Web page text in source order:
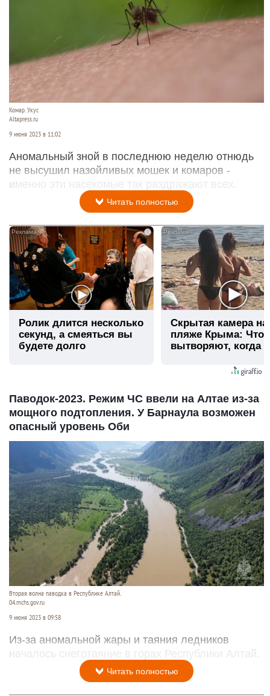
Комар. Укус
Altapress.ru
9 июня 2023 в 11:02
Аномальный зной в последнюю неделю отнюдь
не высушил назойливых мошек и комаров -
именно эти насекомые так раздражают всех.
Читать полностью
Ролик длится несколько
секунд, а смеяться вы
будете долго
Скрытая камера на
пляже Крыма: Что
вытворяют, когда
Паводок-2023. Режим ЧС ввели на Алтае из-за
мощного подтопления. У Барнаула возможен
опасный уровень Оби
Вторая волна паводка в Республике Алтай.
04.mchs.gov.ru
9 июня 2023 в 09:58
Из-за аномальной жары и таяния ледников
началось снеготаяние в горах Республики Алтай.
Читать полностью